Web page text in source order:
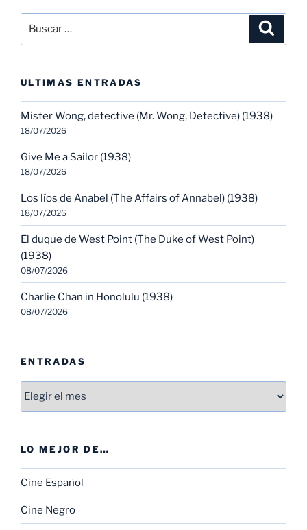
por:
ULTIMAS ENTRADAS
Mister Wong, detective (Mr. Wong, Detective) (1938)
18/07/2026
Give Me a Sailor (1938)
18/07/2026
Los líos de Anabel (The Affairs of Annabel) (1938)
18/07/2026
El duque de West Point (The Duke of West Point)
(1938)
08/07/2026
Charlie Chan in Honolulu (1938)
08/07/2026
ENTRADAS
Entradas
LO MEJOR DE…
Cine Español
Cine Negro